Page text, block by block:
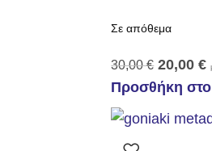
Σε απόθεμα
30,00€ 20,00€
Προσθήκη στο